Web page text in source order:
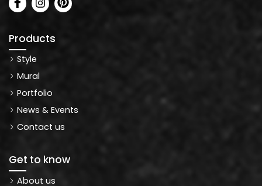
Products
Style
Mural
Portfolio
News & Events
Contact us
Get to know
About us